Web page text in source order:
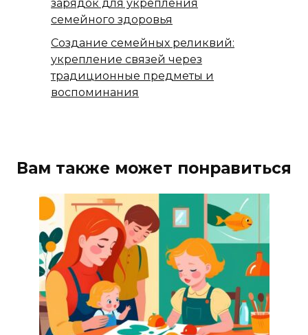
зарядок для укрепления
семейного здоровья
Создание семейных реликвий:
укрепление связей через
традиционные предметы и
воспоминания
Вам также может понравиться